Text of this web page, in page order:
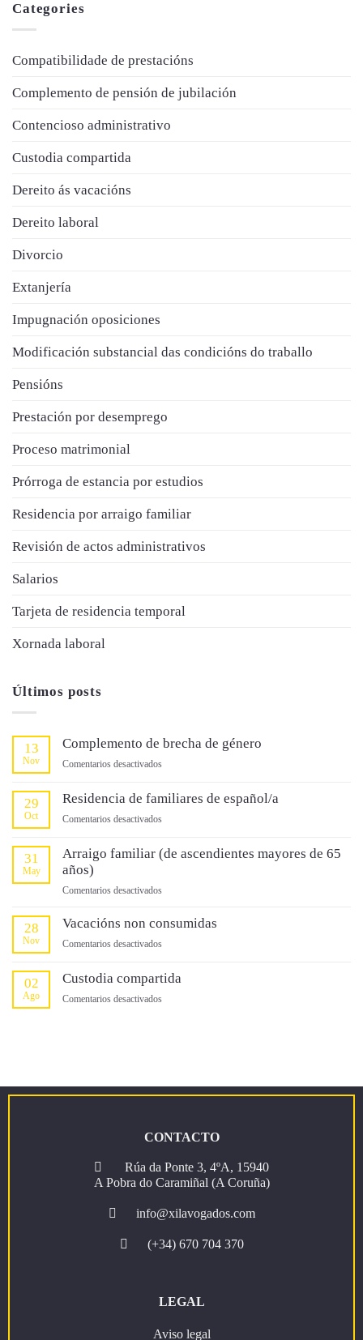
Categories
Compatibilidade de prestacións
Complemento de pensión de jubilación
Contencioso administrativo
Custodia compartida
Dereito ás vacacións
Dereito laboral
Divorcio
Extanjería
Impugnación oposiciones
Modificación substancial das condicións do traballo
Pensións
Prestación por desemprego
Proceso matrimonial
Prórroga de estancia por estudios
Residencia por arraigo familiar
Revisión de actos administrativos
Salarios
Tarjeta de residencia temporal
Xornada laboral
Últimos posts
13
Nov
Complemento de brecha de género
Comentarios desactivadosen
de
de
29
Oct
Residencia de familiares de español/a
Comentarios desactivadosen
de
familiares
español/a
31
May
Arraigo familiar (de ascendientes mayores de 65
años)
Comentarios desactivadosen
familiar
de
28
Nov
Vacacións non consumidas
Comentarios desactivadosen
non
02
Ago
Custodia compartida
Comentarios desactivadosen
CONTACTO
Rúa da Ponte 3, 4ºA, 15940
A Pobra do Caramiñal (A Coruña)
info@xilavogados.com
(+34) 670 704 370
LEGAL
Aviso legal